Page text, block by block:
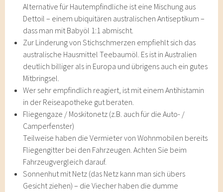
Alternative für Hautempfindliche ist eine Mischung aus
Dettoil – einem ubiquitären australischen Antiseptikum –
dass man mit Babyöl 1:1 abmischt.
Zur Linderung von Stichschmerzen empfiehlt sich das
australische Hausmittel Teebaumöl. Es ist in Australien
deutlich billiger als in Europa und übrigens auch ein gutes
Mitbringsel.
Wer sehr empfindlich reagiert, ist mit einem Antihistamin
in der Reiseapotheke gut beraten.
Fliegengaze / Moskitonetz (z.B. auch für die Auto- /
Camperfenster)
Teilweise haben die Vermieter von Wohnmobilen bereits
Fliegengitter bei den Fahrzeugen. Achten Sie beim
Fahrzeugvergleich darauf.
Sonnenhut mit Netz (das Netz kann man sich übers
Gesicht ziehen) – die Viecher haben die dumme